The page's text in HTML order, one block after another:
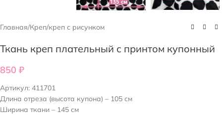
Главная/Креп/креп с рисунком
Ткань креп плательный с принтом купонный
850 ₽
Артикул: 411701
Длина отреза (высота купона) – 105 см
Ширина ткани – 145 см